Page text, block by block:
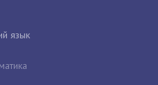
язык